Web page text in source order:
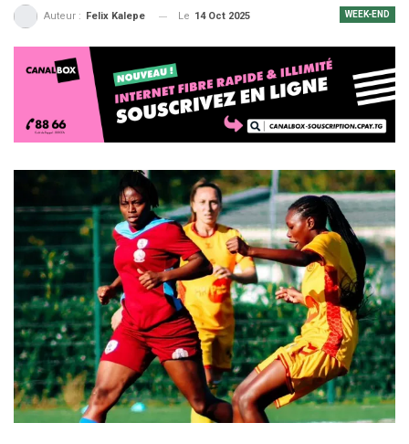
WEEK-END
Auteur : Felix Kalepe Le 14 Oct 2025